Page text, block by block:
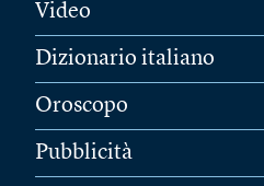
Video
Dizionario italiano
Oroscopo
Pubblicità